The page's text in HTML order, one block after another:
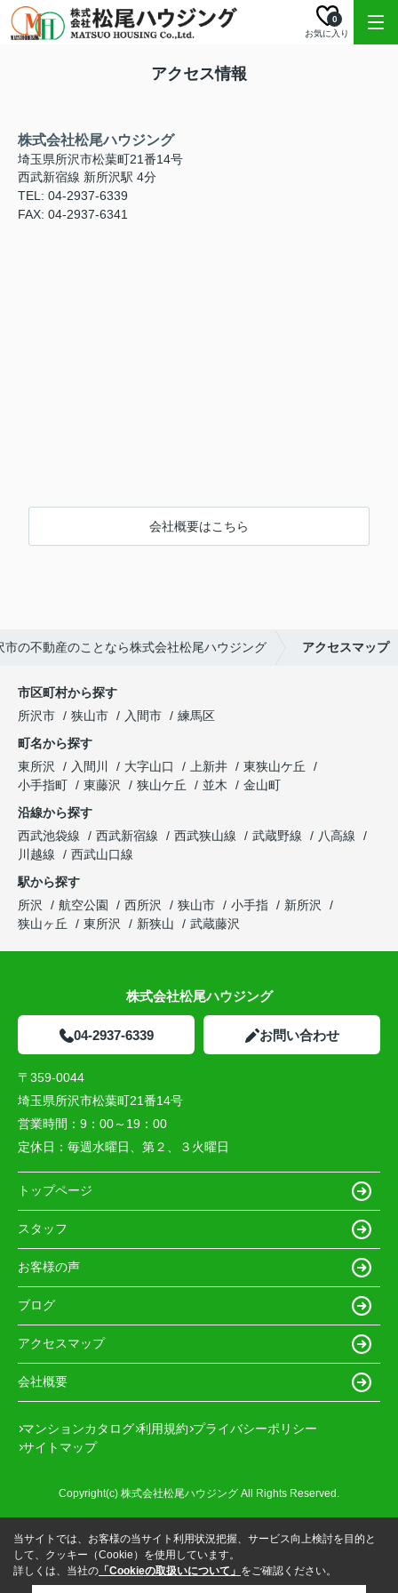
お気に入り
0
アクセス情報
株式会社松尾ハウジング
埼玉県所沢市松葉町21番14号
西武新宿線 新所沢駅 4分
TEL: 04-2937-6339
FAX: 04-2937-6341
会社概要はこちら
市の不動産のことなら株式会社松尾ハウジング アクセスマップ
市区町村から探す
所沢市
狭山市 入間市
練馬区
町名から探す
東所沢
入間川 大字山口 上新井
東狭山ケ丘
小手指町
東藤沢 狭山ケ丘 並木
金山町
沿線から探す
西武池袋線
西武新宿線 西武狭山線 武蔵野線
八高線
川越線
西武山口線
駅から探す
所沢
航空公園 西所沢 狭山市 小手指
新所沢
狭山ヶ丘
東所沢 新狭山 武蔵藤沢
株式会社松尾ハウジング
04-2937-6339 お問い合わせ
〒359-0044
埼玉県所沢市松葉町21番14号
営業時間： 9：00～19：00
定休日： 毎週水曜日、第２、３火曜日
トップページ
スタッフ
お客様の声
ブログ
アクセスマップ
会社概要
マンションカタログ 利用規約 プライバシーポリシー
サイトマップ
Copyright(c) 株式会社松尾ハウジング All Rights Reserved.
当サイトでは、お客様の当サイト利用状況把握、サービス向上検討を目的と
して、クッキー（Cookie）を使用しています。
詳しくは、当社の 「Cookieの取扱いについて」 をご確認ください。